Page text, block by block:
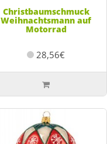
Christbaumschmuck
Weihnachtsmann auf
Motorrad
28,56€